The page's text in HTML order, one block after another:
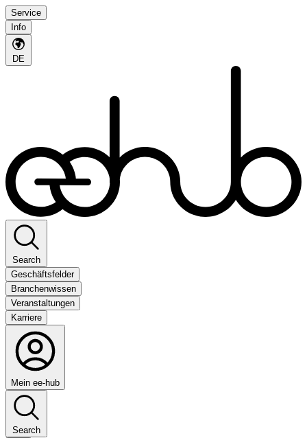
Service
Info
DE
Search
Geschäftsfelder
Branchenwissen
Veranstaltungen
Karriere
Mein ee-hub
Search